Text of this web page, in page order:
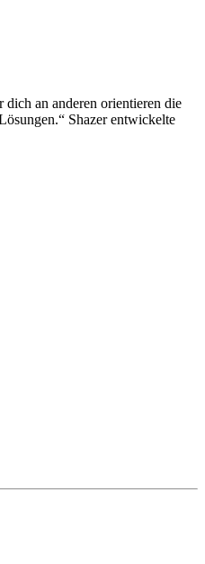
an anderen orientieren die
Shazer entwickelte